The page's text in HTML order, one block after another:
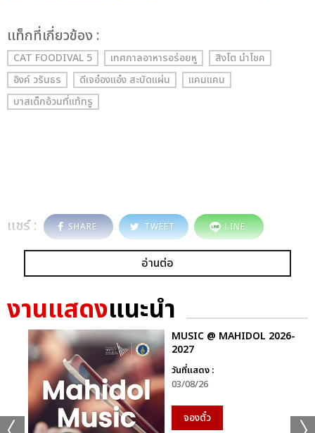
เเท็กที่เกี่ยวข้อง :
CAT FOODIVAL 5 เทศกาลอาหารอร่อยหู
สิงโต นำโชค
อิงค์ วรันธร
ดีเจอ๋องแอ๋ง สะบัดแผ่น
แคนแคน
บาสเด็กอ้วนที่แท้ทรู
แชร์ : SHARE TWEET LINE
อ่านต่อ
งานแสดงแนะนำ
MUSIC @ MAHIDOL 2026-
2027
วันที่แสดง :
03/08/26
จองตั๋ว